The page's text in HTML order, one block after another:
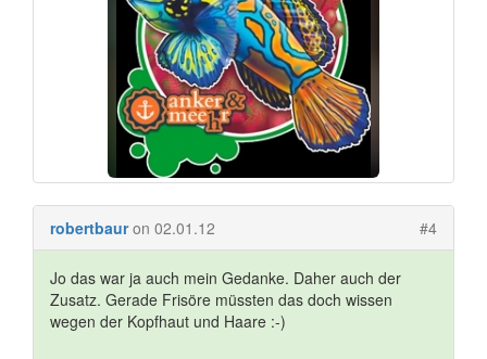
robertbaur on 02.01.12 #4
Jo das war ja auch mein Gedanke. Daher auch der
Zusatz. Gerade Frisöre müssten das doch wissen
wegen der Kopfhaut und Haare :-)